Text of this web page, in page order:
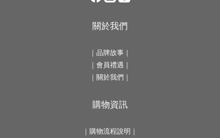
關於我們
｜ 品牌故事 ｜
｜會員禮遇｜
｜ 關於我們 ｜
購物資訊
｜ 購物流程說明 ｜